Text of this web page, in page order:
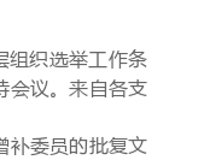
组织选举工作条
会议。来自各支
补委员的批复文